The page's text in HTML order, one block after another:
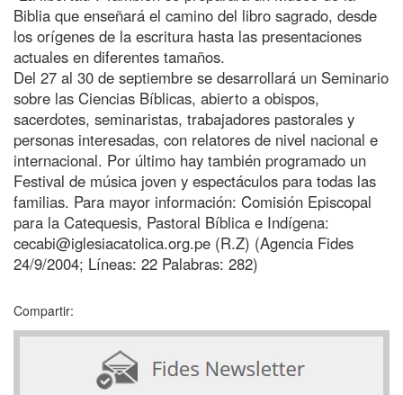
Biblia que enseñará el camino del libro sagrado, desde
los orígenes de la escritura hasta las presentaciones
actuales en diferentes tamaños.
Del 27 al 30 de septiembre se desarrollará un Seminario
sobre las Ciencias Bíblicas, abierto a obispos,
sacerdotes, seminaristas, trabajadores pastorales y
personas interesadas, con relatores de nivel nacional e
internacional. Por último hay también programado un
Festival de música joven y espectáculos para todas las
familias. Para mayor información: Comisión Episcopal
para la Catequesis, Pastoral Bíblica e Indígena:
cecabi@iglesiacatolica.org.pe (R.Z) (Agencia Fides
24/9/2004; Líneas: 22 Palabras: 282)
Compartir: